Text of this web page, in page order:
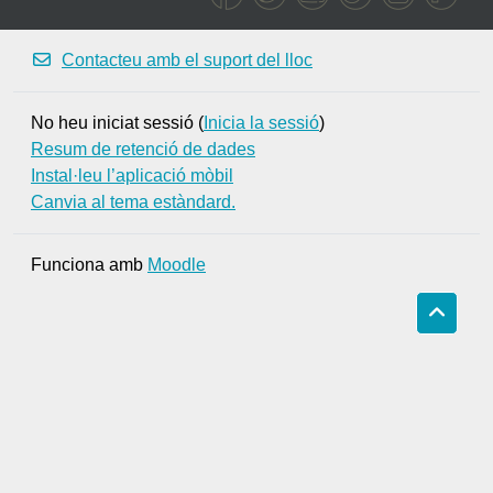
companys i professors
descobrint tots els
continguts i posant-los en
missatges interns i
participar en activitats
conjuntes als fòrums de
debat.
Campus
Contacteu amb el suport del lloc
No heu iniciat sessió ( Inicia la sessió)
Resum de retenció de dades
Instal·leu l’aplicació mòbil
Canvia al tema estàndard.
Funciona amb Moodle